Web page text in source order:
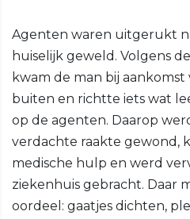
Agenten waren uitgerukt
huiselijk geweld. Volgens
kwam de man bij
buiten en richtte iets wat
op de agenten. Daarop
verdachte raakte gewond,
medische hulp en werd
ziekenhuis gebracht. Daar
oordeel: gaatjes dichten,